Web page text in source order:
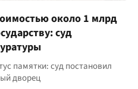
около 1 млрд
суд
памятки: суд постановил
дворец